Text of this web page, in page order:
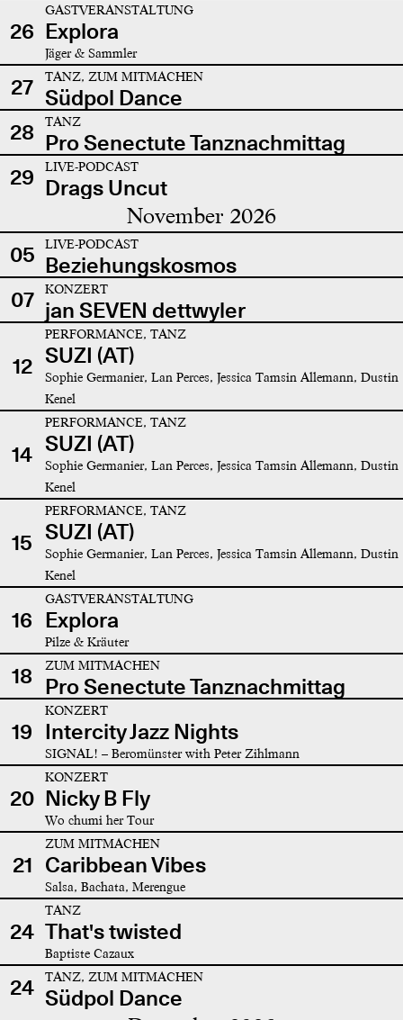
26
GASTVERANSTALTUNG
Explora
Jäger & Sammler
27 TANZ, ZUM MITMACHEN
Südpol Dance
28
TANZ
Pro Senectute Tanznachmittag
29
LIVE-PODCAST
Drags Uncut
November 2026
05 LIVE-PODCAST
Beziehungskosmos
07
KONZERT
jan SEVEN dettwyler
12
PERFORMANCE, TANZ
SUZI (AT)
Sophie Germanier, Lan Perces, Jessica Tamsin Allemann, Dustin
Kenel
14
PERFORMANCE, TANZ
SUZI (AT)
Sophie Germanier, Lan Perces, Jessica Tamsin Allemann, Dustin
Kenel
15
PERFORMANCE, TANZ
SUZI (AT)
Sophie Germanier, Lan Perces, Jessica Tamsin Allemann, Dustin
Kenel
16
GASTVERANSTALTUNG
Explora
Pilze & Kräuter
18 ZUM MITMACHEN
Pro Senectute Tanznachmittag
19
KONZERT
Intercity Jazz Nights
SIGNAL! – Beromünster with Peter Zihlmann
20
KONZERT
Nicky B Fly
Wo chumi her Tour
21
ZUM MITMACHEN
Caribbean Vibes
Salsa, Bachata, Merengue
24
TANZ
That's twisted
Baptiste Cazaux
24 TANZ, ZUM MITMACHEN
Südpol Dance